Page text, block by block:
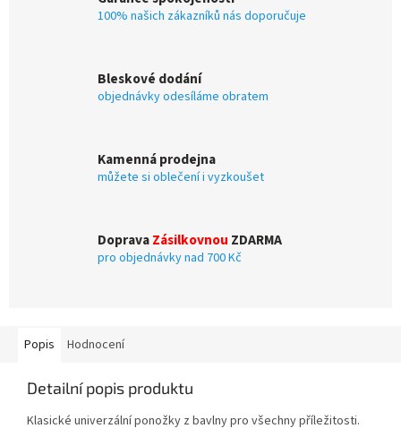
100% našich zákazníků nás doporučuje
Bleskové dodání
objednávky odesíláme obratem
Kamenná prodejna
můžete si oblečení i vyzkoušet
DopravaZásilkovnou ZDARMA
pro objednávky nad 700 Kč
Popis Hodnocení
Detailní popis produktu
Klasické univerzálníponožky z bavlnypro všechny příležitosti.